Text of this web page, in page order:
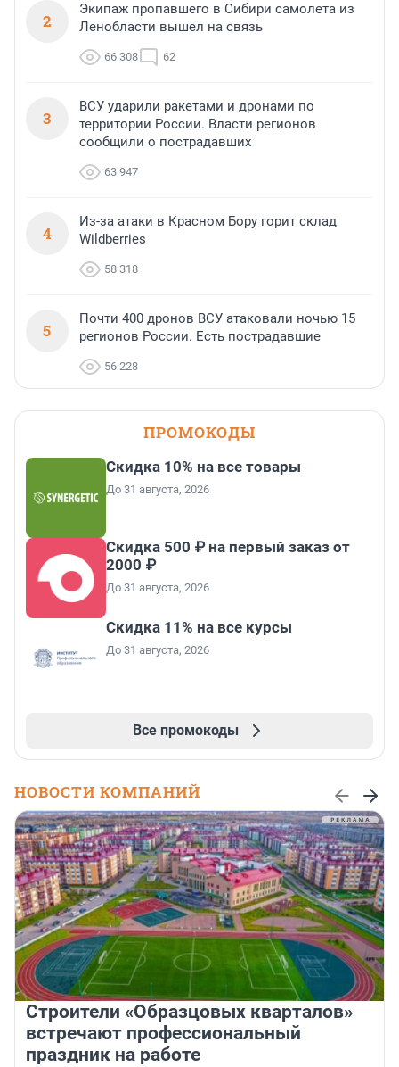
2
Экипаж пропавшего в Сибири самолета из
Ленобласти вышел на связь
66 308 62
3
ВСУ ударили ракетами и дронами по
территории России. Власти регионов
сообщили о пострадавших
63 947
4
Из-за атаки в Красном Бору горит склад
Wildberries
58 318
5
Почти 400 дронов ВСУ атаковали ночью 15
регионов России. Есть пострадавшие
56 228
ПРОМОКОДЫ
Скидка 10% на все товары
До 31 августа, 2026
Скидка 500 ₽ на первый заказ от
2000 ₽
До 31 августа, 2026
Скидка 11% на все курсы
До 31 августа, 2026
Все промокоды
НОВОСТИ КОМПАНИЙ
Строители «Образцовых кварталов»
встречают профессиональный
праздник на работе